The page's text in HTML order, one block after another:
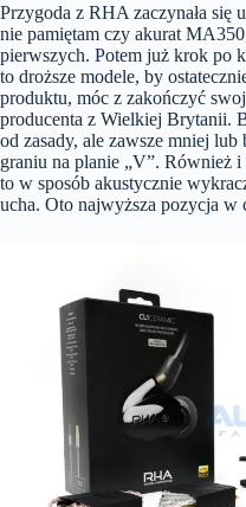
Przygoda z RHA zaczynała się
nie pamiętam czy akurat
pierwszych. Potem już krok po
to droższe modele, by
produktu, móc z zakończyć
producenta z Wielkiej Brytanii.
od zasady, ale zawsze mniej
graniu na planie „V”. Również
to w sposób akustycznie
ucha. Oto najwyższa pozycja